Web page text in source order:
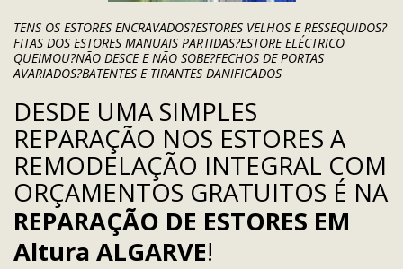
TENS OS ESTORES ENCRAVADOS?ESTORES VELHOS E RESSEQUIDOS?
FITAS DOS ESTORES MANUAIS PARTIDAS?ESTORE ELÉCTRICO
QUEIMOU?NÃO DESCE E NÃO SOBE?FECHOS DE PORTAS
AVARIADOS?BATENTES E TIRANTES DANIFICADOS
DESDE UMA SIMPLES
REPARAÇÃO NOS ESTORES A
REMODELAÇÃO INTEGRAL COM
ORÇAMENTOS GRATUITOS É NA
REPARAÇÃO DE ESTORES EM
Altura ALGARVE!